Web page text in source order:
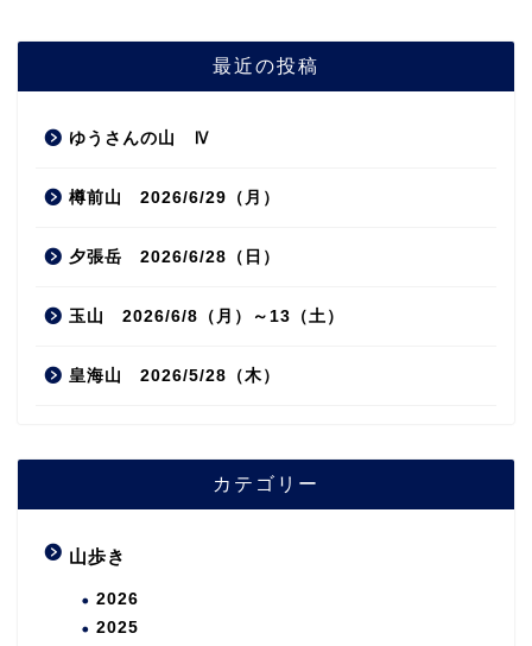
最近の投稿
ゆうさんの山 Ⅳ
樽前山 2026/6/29（月）
夕張岳 2026/6/28（日）
玉山 2026/6/8（月）～13（土）
皇海山 2026/5/28（木）
カテゴリー
山歩き
2026
2025